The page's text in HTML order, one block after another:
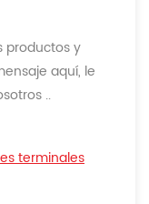
productos y
aquí, le
..
terminales